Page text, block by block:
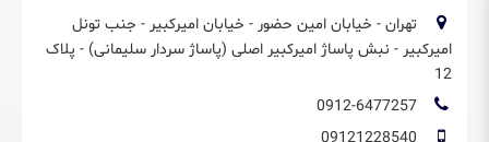
تهران - خیابان امین حضور - خیابان امیرکبیر - جنب تونل
امیرکبیر - نبش پاساژ امیرکبیر اصلی (پاساژ سردار سلیمانی) - پلاک
12